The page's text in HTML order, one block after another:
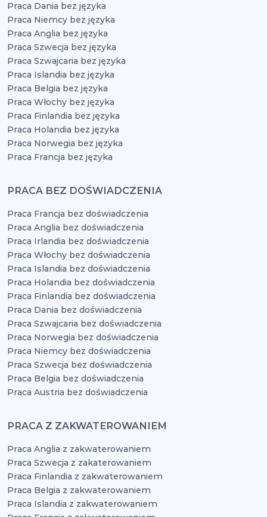
Praca Dania bez języka
Praca Niemcy bez języka
Praca Anglia bez języka
Praca Szwecja bez języka
Praca Szwajcaria bez języka
Praca Islandia bez języka
Praca Belgia bez języka
Praca Włochy bez języka
Praca Finlandia bez języka
Praca Holandia bez języka
Praca Norwegia bez języka
Praca Francja bez języka
PRACA BEZ DOŚWIADCZENIA
Praca Francja bez doświadczenia
Praca Anglia bez doświadczenia
Praca Irlandia bez doświadczenia
Praca Włochy bez doświadczenia
Praca Islandia bez doświadczenia
Praca Holandia bez doświadczenia
Praca Finlandia bez doświadczenia
Praca Dania bez doświadczenia
Praca Szwajcaria bez doświadczenia
Praca Norwegia bez doświadczenia
Praca Niemcy bez doświadczenia
Praca Szwecja bez doświadczenia
Praca Belgia bez doświadczenia
Praca Austria bez doświadczenia
PRACA Z ZAKWATEROWANIEM
Praca Anglia z zakwaterowaniem
Praca Szwecja z zakaterowaniem
Praca Finlandia z zakwaterowaniem
Praca Belgia z zakwaterowaniem
Praca Islandia z zakwaterowaniem